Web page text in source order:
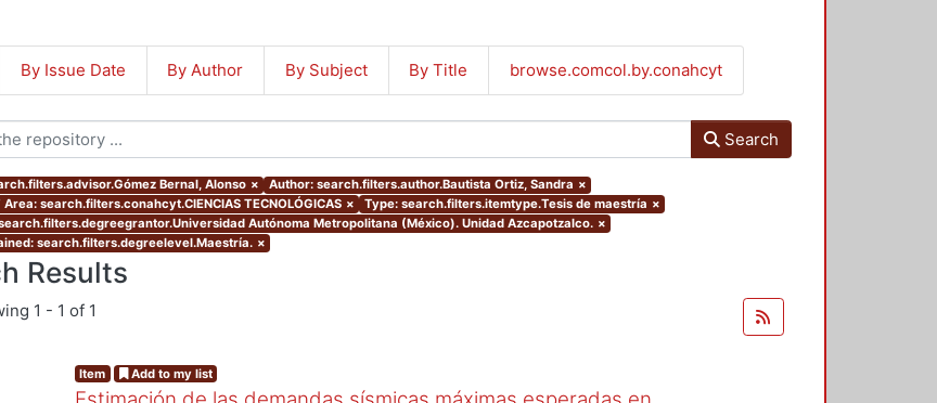
By Issue Date By Author By Subject By Title browse.comcol.by.conahcyt
Search
Bernal, Alonso × Author: search.filters.author.Bautista Ortiz, Sandra ×
Area: search.filters.conahcyt.CIENCIAS TECNOLÓGICAS × Type: search.filters.itemtype.Tesis de maestría ×
Autónoma Metropolitana (México). Unidad Azcapotzalco. ×
search.filters.degreelevel.Maestría. ×
Results
1 - 1 of 1
Item Add to my list